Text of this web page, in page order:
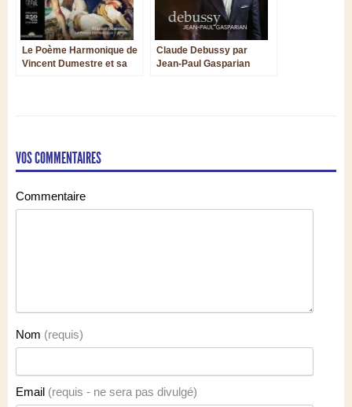
Le Poème Harmonique de
Vincent Dumestre et sa
réussite
Claude Debussy par
Jean-Paul Gasparian
VOS COMMENTAIRES
Commentaire
Nom (requis)
Email (requis - ne sera pas divulgé)